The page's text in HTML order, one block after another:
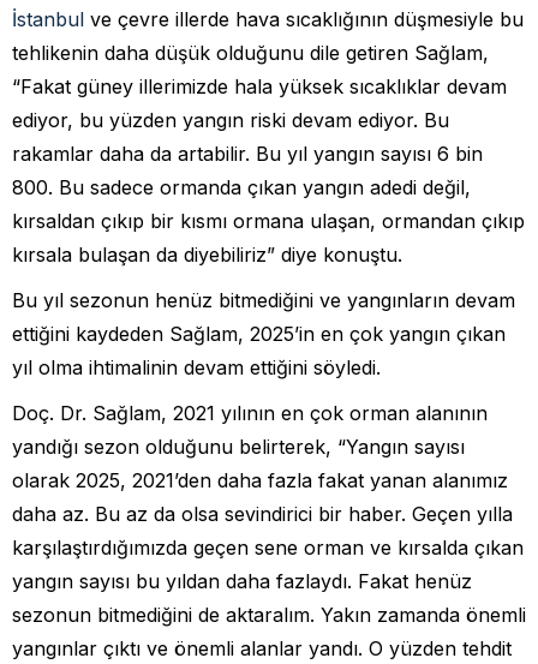
İstanbul ve çevre illerde hava sıcaklığının düşmesiyle bu
tehlikenin daha düşük olduğunu dile getiren Sağlam,
“Fakat güney illerimizde hala yüksek sıcaklıklar devam
ediyor, bu yüzden yangın riski devam ediyor. Bu
rakamlar daha da artabilir. Bu yıl yangın sayısı 6 bin
800. Bu sadece ormanda çıkan yangın adedi değil,
kırsaldan çıkıp bir kısmı ormana ulaşan, ormandan çıkıp
kırsala bulaşan da diyebiliriz” diye konuştu.
Bu yıl sezonun henüz bitmediğini ve yangınların devam
ettiğini kaydeden Sağlam, 2025’in en çok yangın çıkan
yıl olma ihtimalinin devam ettiğini söyledi.
Doç. Dr. Sağlam, 2021 yılının en çok orman alanının
yandığı sezon olduğunu belirterek, “Yangın sayısı
olarak 2025, 2021’den daha fazla fakat yanan alanımız
daha az. Bu az da olsa sevindirici bir haber. Geçen yılla
karşılaştırdığımızda geçen sene orman ve kırsalda çıkan
yangın sayısı bu yıldan daha fazlaydı. Fakat henüz
sezonun bitmediğini de aktaralım. Yakın zamanda önemli
yangınlar çıktı ve önemli alanlar yandı. O yüzden tehdit